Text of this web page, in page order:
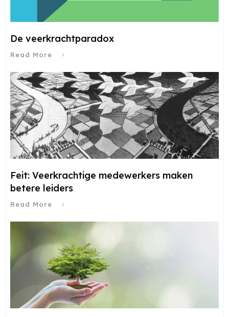
De veerkrachtparadox
Read More
Feit: Veerkrachtige medewerkers maken
betere leiders
Read More